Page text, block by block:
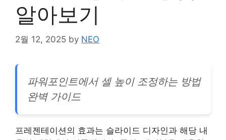
알아보기
2월 12, 2025 by NEO
파워포인트에서 셀 높이 조정하는 방법
완벽 가이드
프레젠테이션의 효과는 슬라이드 디자인과 해당 내